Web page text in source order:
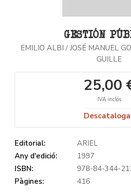
GESTIÓN
EMILIO ALBI / JOSÉ MANUEL
GUILLE
25,00
IVA inclós
Editorial:
ARIEL
Any d'edició:
1997
ISBN:
978-84-344-
Pàgines:
416